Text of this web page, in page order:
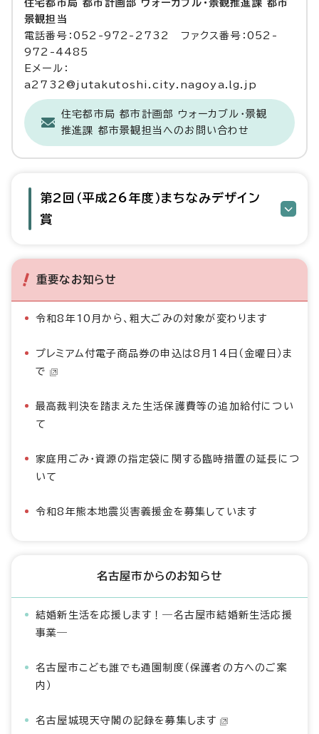
住宅都市局 都市計画部 ウォーカブル・景観推進課 都市
景観担当
電話番号：052-972-2732 ファクス番号：052-
972-4485
Eメール：
a2732@jutakutoshi.city.nagoya.lg.jp
住宅都市局 都市計画部 ウォーカブル・景観
推進課 都市景観担当へのお問い合わせ
第2回（平成26年度）まちなみデザイン
賞
重要なお知らせ
令和8年10月から、粗大ごみの対象が変わります
プレミアム付電子商品券の申込は8月14日（金曜日）ま
で
最高裁判決を踏まえた生活保護費等の追加給付につい
て
家庭用ごみ・資源の指定袋に関する臨時措置の延長につ
いて
令和8年熊本地震災害義援金を募集しています
名古屋市からのお知らせ
結婚新生活を応援します！―名古屋市結婚新生活応援
事業―
名古屋市こども誰でも通園制度（保護者の方へのご案
内）
名古屋城現天守閣の記録を募集します